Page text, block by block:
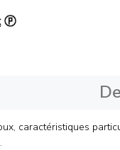
caractéristiques